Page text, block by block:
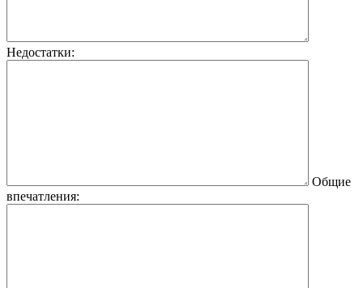
Недостатки:
Общие
впечатления: